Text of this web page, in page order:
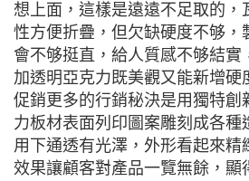
想上面，這樣是遠遠不足取的，
性方便折疊，但欠缺硬度不够，
會不够挺直，給人質感不够結實
加透明亞克力既美觀又能新增硬
促銷更多的行銷秘決是用獨特創
力板材表面列印圖案雕刻成各種
用下通透有光澤，外形看起來精
效果讓顧客對產品一覽無餘，顯